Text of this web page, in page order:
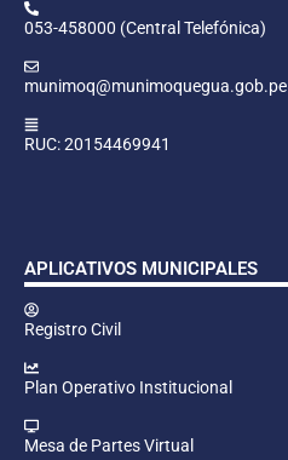
053-458000 (Central Telefónica)
munimoq@munimoquegua.gob.pe
RUC: 20154469941
APLICATIVOS MUNICIPALES
Registro Civil
Plan Operativo Institucional
Mesa de Partes Virtual